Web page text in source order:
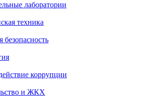
лаборатории
техника
безопасность
коррупции
и ЖКХ